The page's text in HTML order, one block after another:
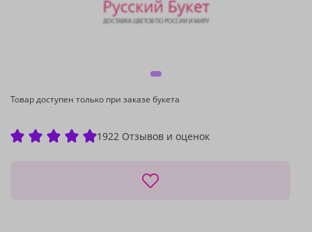
Товар доступен только при заказе букета
1922 Отзывов и оценок